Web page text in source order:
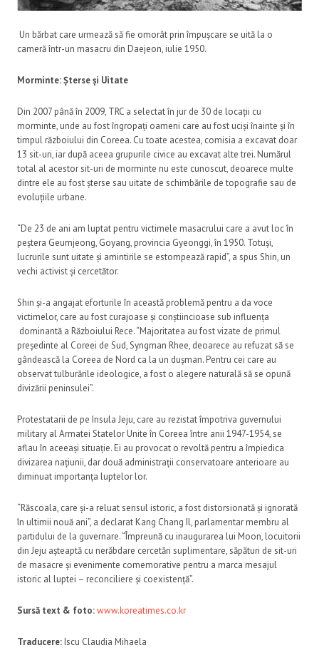
Un bărbat care urmează să fie omorât prin împușcare se uită la o
cameră într-un masacru din Daejeon, iulie 1950.
Morminte: Șterse și Uitate
Din 2007 până în 2009, TRC a selectat în jur de 30 de locații cu
morminte, unde au fost îngropați oameni care au fost uciși înainte și în
timpul războiului din Coreea. Cu toate acestea, comisia a excavat doar
13 sit-uri, iar după aceea grupurile civice au excavat alte trei. Numărul
total al acestor sit-uri de morminte nu este cunoscut, deoarece multe
dintre ele au fost șterse sau uitate de schimbările de topografie sau de
evoluțiile urbane.
“De 23 de ani am luptat pentru victimele masacrului care a avut loc în
peștera Geumjeong, Goyang, provincia Gyeonggi, în 1950. Totuși,
lucrurile sunt uitate și amintirile se estompează rapid”, a spus Shin, un
vechi activist și cercetător.
Shin și-a angajat eforturile în această problemă pentru a da voce
victimelor, care au fost curajoase și conștiincioase sub influența
dominantă a Războiului Rece. “Majoritatea au fost vizate de primul
președinte al Coreei de Sud, Syngman Rhee, deoarece au refuzat să se
gândească la Coreea de Nord ca la un dușman. Pentru cei care au
observat tulburările ideologice, a fost o alegere naturală să se opună
divizării peninsulei”.
Protestatarii de pe Insula Jeju, care au rezistat împotriva guvernului
military al Armatei Statelor Unite în Coreea între anii 1947-1954, se
aflau în aceeași situație. Ei au provocat o revoltă pentru a împiedica
divizarea națiunii, dar două administrații conservatoare anterioare au
diminuat importanța luptelor lor.
“Răscoala, care și-a reluat sensul istoric, a fost distorsionată și ignorată
în ultimii nouă ani”, a declarat Kang Chang Il, parlamentar membru al
partidului de la guvernare. “Împreună cu inaugurarea lui Moon, locuitorii
din Jeju așteaptă cu nerăbdare cercetări suplimentare, săpături de sit-uri
de masacre și evenimente comemorative pentru a marca mesajul
istoric al luptei – reconciliere și coexistență”.
Sursă text & foto:www.koreatimes.co.kr
Traducere: Iscu Claudia Mihaela